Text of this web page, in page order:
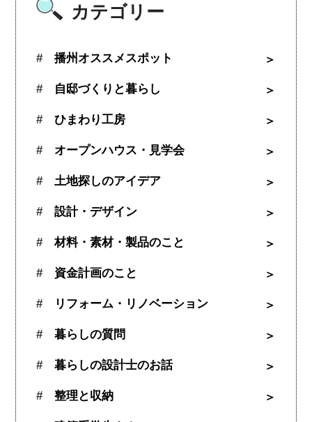
カテゴリー
播州オススメスポット
自邸づくりと暮らし
ひまわり工房
オープンハウス・見学会
土地探しのアイデア
設計・デザイン
材料・素材・製品のこと
資金計画のこと
リフォーム・リノベーション
暮らしの質問
暮らしの設計士のお話
整理と収納